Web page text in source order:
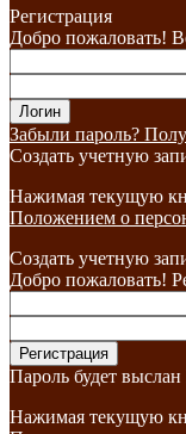
Регистрация
Добро пожаловать!
Забыли пароль?
Создать учетную
Нажимая текущую
Положением о
Создать учетную
Добро пожаловать!
Пароль будет
Нажимая текущую